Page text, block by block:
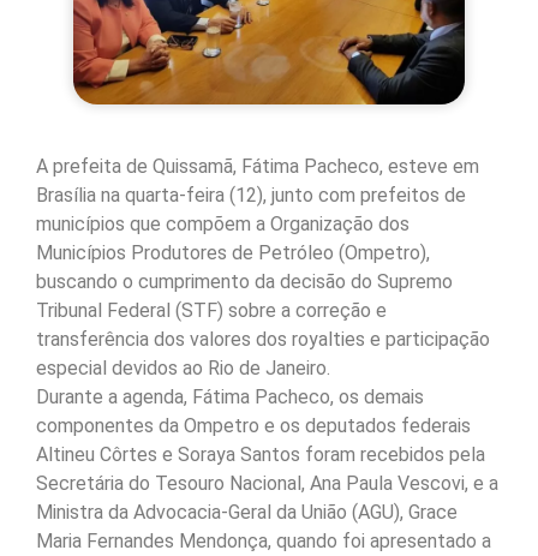
A prefeita de Quissamã, Fátima Pacheco, esteve em
Brasília na quarta-feira (12), junto com prefeitos de
municípios que compõem a Organização dos
Municípios Produtores de Petróleo (Ompetro),
buscando o cumprimento da decisão do Supremo
Tribunal Federal (STF) sobre a correção e
transferência dos valores dos royalties e participação
especial devidos ao Rio de Janeiro.
Durante a agenda, Fátima Pacheco, os demais
componentes da Ompetro e os deputados federais
Altineu Côrtes e Soraya Santos foram recebidos pela
Secretária do Tesouro Nacional, Ana Paula Vescovi, e a
Ministra da Advocacia-Geral da União (AGU), Grace
Maria Fernandes Mendonça, quando foi apresentado a